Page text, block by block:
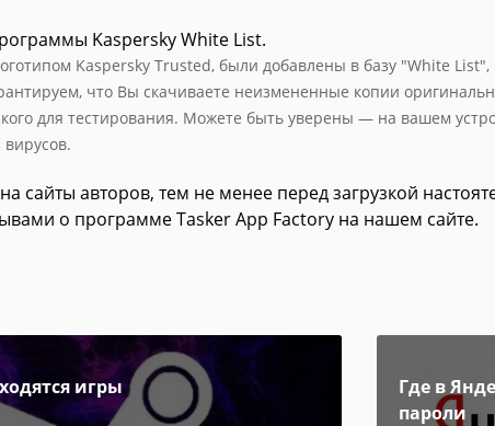
Kaspersky White List.
Kaspersky Trusted, были добавлены в базу "White
что Вы скачиваете неизмененные копии
для тестирования. Можете быть уверены — на вашем
сайты авторов, тем не менее перед загрузкой
о программе Tasker App Factory на нашем сайте.
игры
Где в
пароли